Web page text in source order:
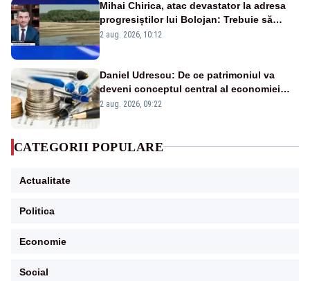
Mihai Chirica, atac devastator la adresa
progresiștilor lui Bolojan: Trebuie să
protejăm și natura, dar nu șținem omaneii
2 aug. 2026, 10:12
Daniel Udrescu: De ce patrimoniul va
deveni conceptul central al economiei
viitoare?
2 aug. 2026, 09:22
CATEGORII POPULARE
Actualitate
Politica
Economie
Social